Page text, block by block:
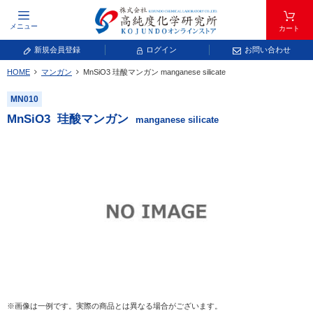
メニュー カート
新規会員登録 ログイン お問い合わせ
元素記号で検索する
元素周期表をタップすると、拡大表示されます。拡大した表から元素記号をタップ
し、一覧へ移動してください。
キーワードで検索する
HOME マンガン MnSiO3 珪酸マンガン manganese silicate
MN010
MnSiO3 珪酸マンガン manganese silicate
※画像は一例です。実際の商品とは異なる場合がございます。